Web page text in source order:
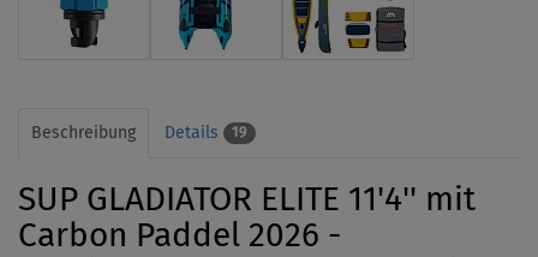
Beschreibung Details 19
SUP GLADIATOR ELITE 11'4'' mit
Carbon Paddel 2026 -